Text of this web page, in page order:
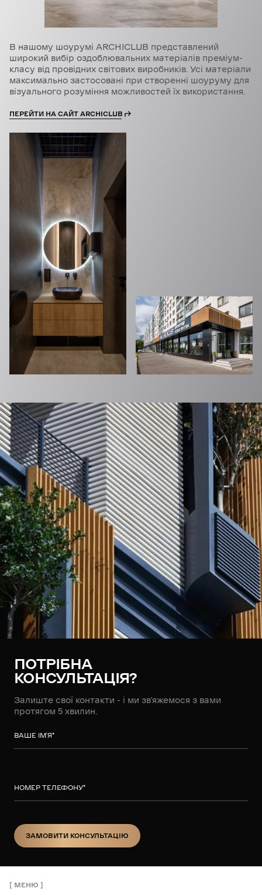
В нашому шоурумі ARCHICLUB представлений
широкий вибір оздоблювальних матеріалів преміум-
класу від провідних світових виробників. Усі матеріали
максимально застосовані при створенні шоуруму для
візуального розуміння можливостей їх використання.
ПЕРЕЙТИ НА САЙТ ARCHICLUB
ПОТРІБНА
КОНСУЛЬТАЦІЯ?
Залиште свої контакти - і ми зв’яжемося з вами
протягом 5 хвилин.
ВАШЕ ІМ’Я*
НОМЕР ТЕЛЕФОНУ*
ЗАМОВИТИ КОНСУЛЬТАЦІЮ
МЕНЮ